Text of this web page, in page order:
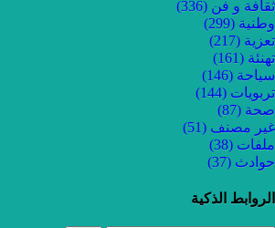
ثقافة و فن (336)
وطنية (299)
تعزية (217)
تهنئة (161)
سياحة (146)
تربويات (144)
صحة (87)
غير مصنف (51)
ملفات (38)
حوادث (37)
الروابط الذكية